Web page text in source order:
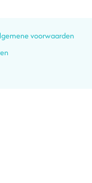
voorwaarden